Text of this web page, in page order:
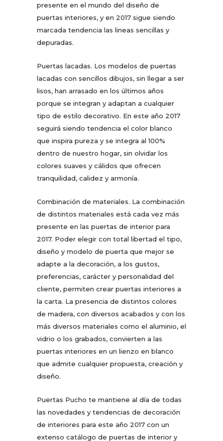
presente en el mundo del diseño de
puertas interiores, y en 2017 sigue siendo
marcada tendencia las lineas sencillas y
depuradas.
Puertas lacadas. Los modelos de puertas
lacadas con sencillos dibujos, sin llegar a ser
lisos, han arrasado en los últimos años
porque se integran y adaptan a cualquier
tipo de estilo decorativo. En este año 2017
seguirá siendo tendencia el color blanco
que inspira pureza y se integra al 100%
dentro de nuestro hogar, sin olvidar los
colores suaves y cálidos que ofrecen
tranquilidad, calidez y armonía.
Combinación de materiales. La combinación
de distintos materiales está cada vez más
presente en las puertas de interior para
2017. Poder elegir con total libertad el tipo,
diseño y modelo de puerta que mejor se
adapte a la decoración, a los gustos,
preferencias, carácter y personalidad del
cliente, permiten crear puertas interiores a
la carta. La presencia de distintos colores
de madera, con diversos acabados y con los
más diversos materiales como el aluminio, el
vidrio o los grabados, convierten a las
puertas interiores en un lienzo en blanco
que admite cualquier propuesta, creación y
diseño.
Puertas Pucho te mantiene al día de todas
las novedades y tendencias de decoración
de interiores para este año 2017 con un
extenso catálogo de puertas de interior y